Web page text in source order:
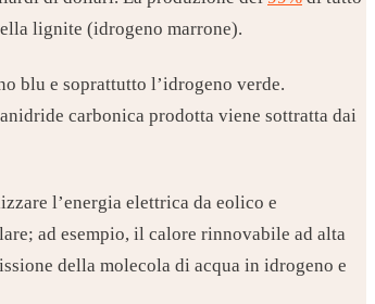
lignite (idrogeno marrone).
blu e soprattutto l’idrogeno verde.
carbonica prodotta viene sottratta dai
l’energia elettrica da eolico e
ad esempio, il calore rinnovabile ad alta
della molecola di acqua in idrogeno e